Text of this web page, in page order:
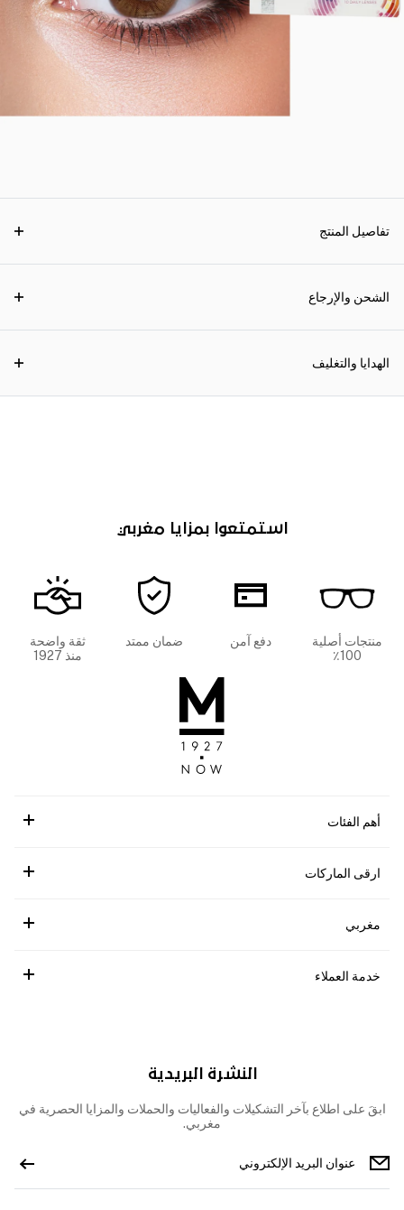
تفاصيل المنتج
الشحن والإرجاع
الهدايا والتغليف
استمتعوا بمزايا مغربي
منتجات أصلية
100٪
دفع آمن ضمان ممتد
ثقة واضحة
منذ 1927
أهم الفئات
ارقى الماركات
مغربي
خدمة العملاء
النشرة البريدية
ابقَ على اطلاع بآخر التشكيلات والفعاليات والحملات والمزايا الحصرية في
مغربي.